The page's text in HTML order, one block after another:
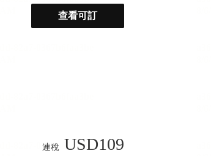
查看可訂
連稅 USD109